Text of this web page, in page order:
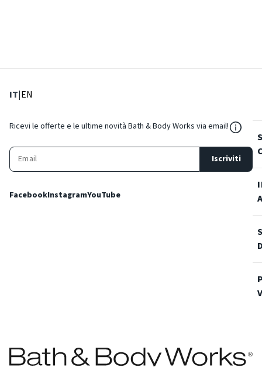
IT: Lingua corrente
|EN
Ricevi le offerte e le ultime novità Bath & Body Works via email!
Iscriviti
FacebookInstagramYouTube